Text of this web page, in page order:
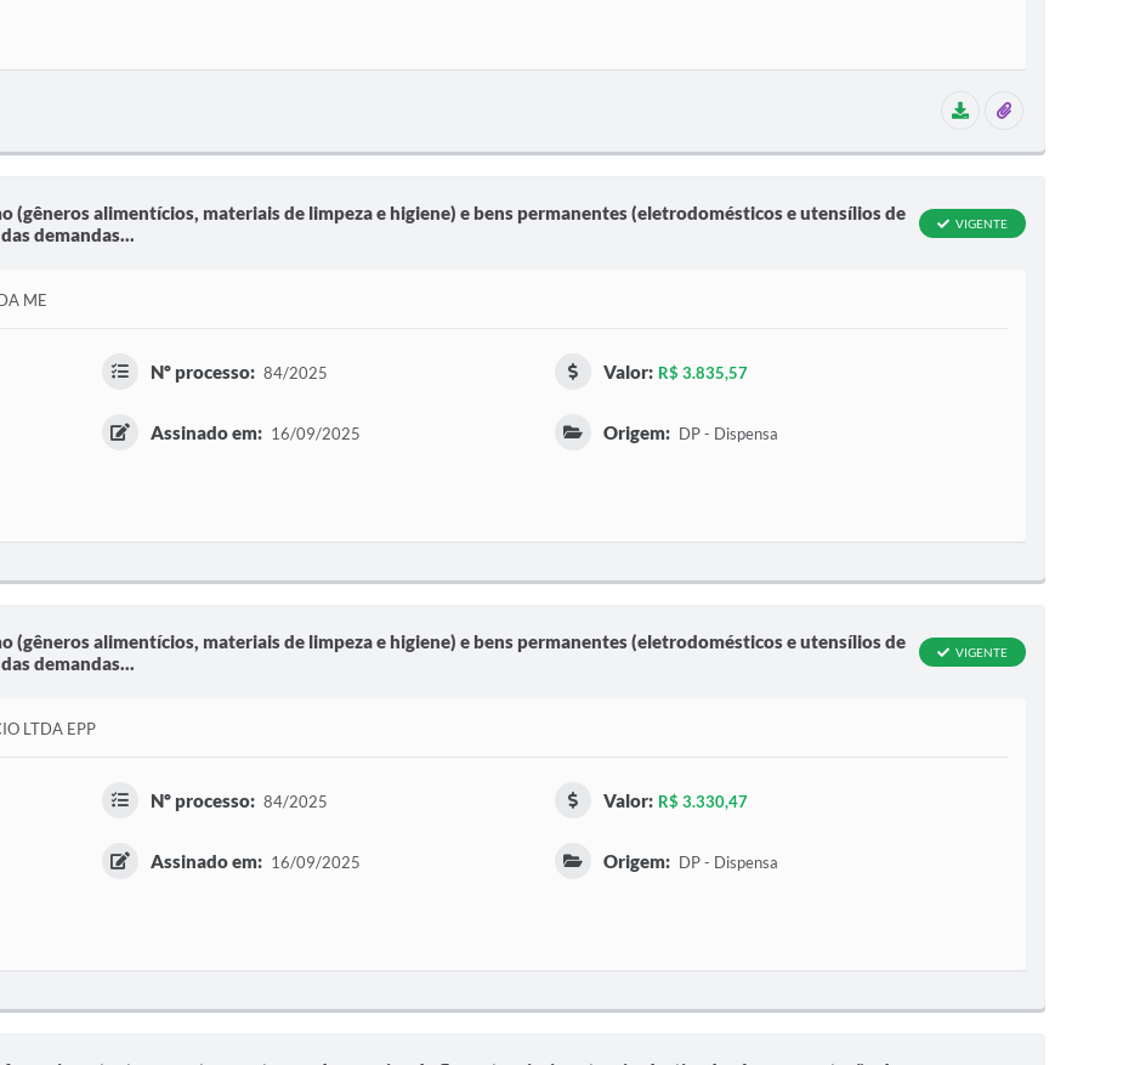
1 aditivo
(gêneros alimentícios, materiais de limpeza e higiene) e bens permanentes (eletrodomésticos e utensílios de
demandas...
VIGENTE
ME
Nº processo: 84/2025 Valor: R$ 3.835,57
Assinado em: 16/09/2025 Origem: DP - Dispensa
(gêneros alimentícios, materiais de limpeza e higiene) e bens permanentes (eletrodomésticos e utensílios de
demandas...
VIGENTE
LTDA EPP
Nº processo: 84/2025 Valor: R$ 3.330,47
Assinado em: 16/09/2025 Origem: DP - Dispensa